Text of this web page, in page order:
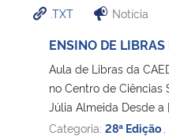
Ministério do Desenvolvimento
Controladoria-Geral da União
Ministério da Mulher, da Família e
.TXT Notícia
ENSINO DE
Aula de Libras da
no Centro de Ciências
Júlia Almeida Desde a
Categoria: 28ª Edição